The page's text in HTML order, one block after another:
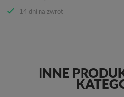
14 dni na zwrot
INNE